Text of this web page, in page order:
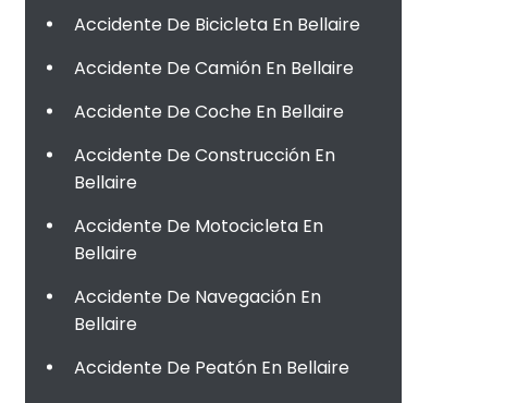
Accidente De Bicicleta En Bellaire
Accidente De Camión En Bellaire
Accidente De Coche En Bellaire
Accidente De Construcción En
Bellaire
Accidente De Motocicleta En
Bellaire
Accidente De Navegación En
Bellaire
Accidente De Peatón En Bellaire